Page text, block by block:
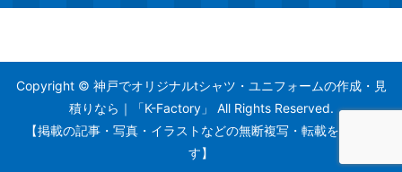
Copyright © 神戸でオリジナルtシャツ・ユニフォームの作成・見
積りなら｜「K-Factory」 All Rights Reserved.
【掲載の記事・写真・イラストなどの無断複写・転載を禁じま
す】